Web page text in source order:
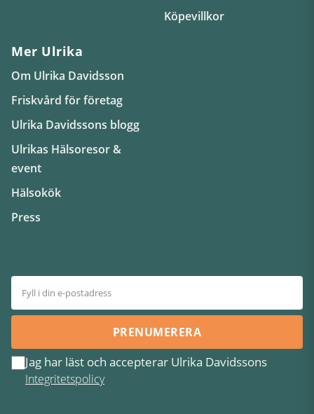
Köpevillkor
Mer Ulrika
Om Ulrika Davidsson
Friskvård för företag
Ulrika Davidssons blogg
Ulrikas Hälsoresor &
event
Hälsokök
Press
PRENUMERERA
Jag har läst och accepterar Ulrika Davidssons
Integritetspolicy